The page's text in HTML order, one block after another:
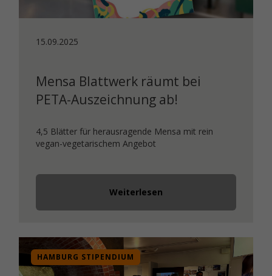
15.09.2025
Mensa Blattwerk räumt bei
PETA-Auszeichnung ab!
4,5 Blätter für herausragende Mensa mit rein
vegan-vegetarischem Angebot
Weiterlesen
HAMBURG STIPENDIUM